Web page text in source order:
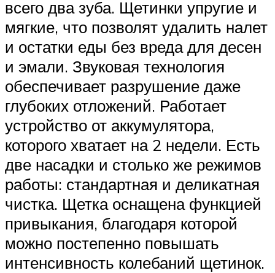
всего два зуба. Щетинки упругие и
мягкие, что позволят удалить налет
и остатки еды без вреда для десен
и эмали. Звуковая технология
обеспечивает разрушение даже
глубоких отложений. Работает
устройство от аккумулятора,
которого хватает на 2 недели. Есть
две насадки и столько же режимов
работы: стандартная и деликатная
чистка. Щетка оснащена функцией
привыкания, благодаря которой
можно постепенно повышать
интенсивность колебаний щетинок.